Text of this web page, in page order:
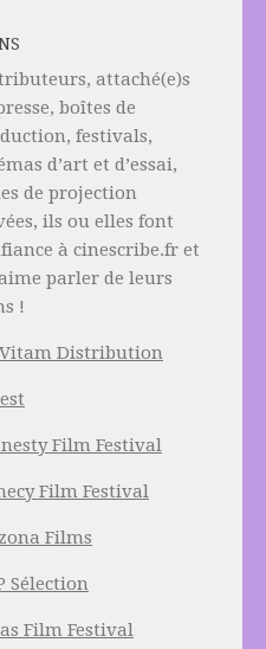
attaché(e)s
boîtes de
festivals,
d’art et d’essai,
de projection
ils ou elles font
à cinescribe.fr et
parler de leurs
!
Distribution
Film Festival
Film Festival
Films
Sélection
Film Festival